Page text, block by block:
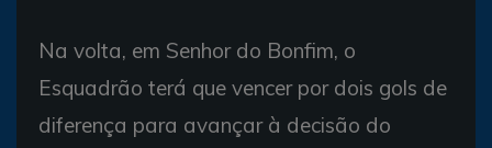
Na volta, em Senhor do Bonfim, o
Esquadrão terá que vencer por dois gols de
diferença para avançar à decisão do